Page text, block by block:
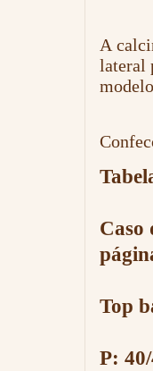
A
lateral
Caso
Top
P: